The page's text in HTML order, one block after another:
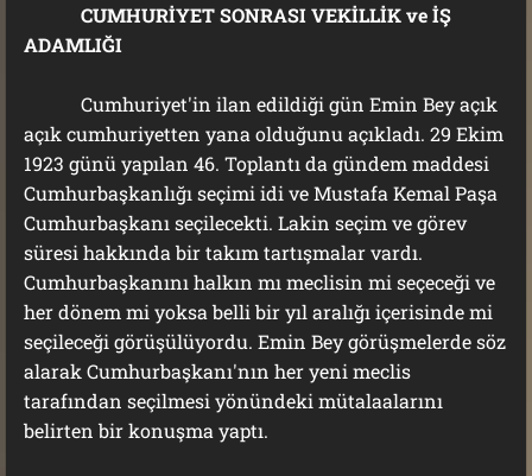
CUMHURİYET SONRASI VEKİLLİK ve İŞ
ADAMLIĞI
Cumhuriyet'in ilan edildiği gün Emin Bey açık
açık cumhuriyetten yana olduğunu açıkladı. 29 Ekim
1923 günü yapılan 46. Toplantı da gündem maddesi
Cumhurbaşkanlığı seçimi idi ve Mustafa Kemal Paşa
Cumhurbaşkanı seçilecekti. Lakin seçim ve görev
süresi hakkında bir takım tartışmalar vardı.
Cumhurbaşkanını halkın mı meclisin mi seçeceği ve
her dönem mi yoksa belli bir yıl aralığı içerisinde mi
seçileceği görüşülüyordu. Emin Bey görüşmelerde söz
alarak Cumhurbaşkanı'nın her yeni meclis
tarafından seçilmesi yönündeki mütalaalarını
belirten bir konuşma yaptı.